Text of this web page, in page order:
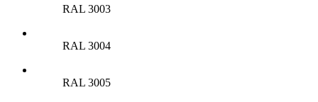
RAL 3003
RAL 3004
RAL 3005